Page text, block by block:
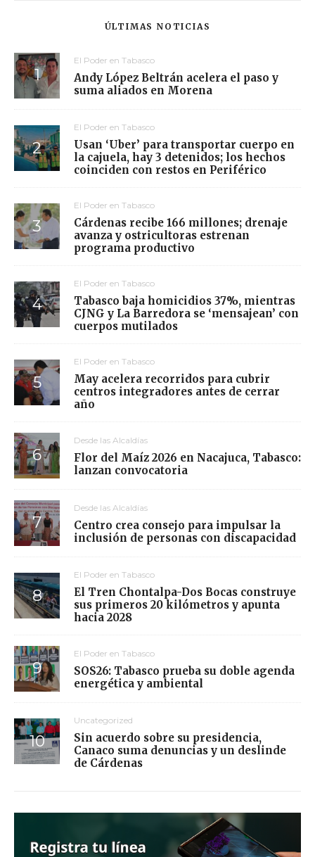
ÚLTIMAS NOTICIAS
El Poder en Tabasco
Andy López Beltrán acelera el paso y
suma aliados en Morena
El Poder en Tabasco
Usan ‘Uber’ para transportar cuerpo en
la cajuela, hay 3 detenidos; los hechos
coinciden con restos en Periférico
El Poder en Tabasco
Cárdenas recibe 166 millones; drenaje
avanza y ostricultoras estrenan
programa productivo
El Poder en Tabasco
Tabasco baja homicidios 37%, mientras
CJNG y La Barredora se ‘mensajean’ con
cuerpos mutilados
El Poder en Tabasco
May acelera recorridos para cubrir
centros integradores antes de cerrar
año
Desde las Alcaldías
Flor del Maíz 2026 en Nacajuca, Tabasco:
lanzan convocatoria
Desde las Alcaldías
Centro crea consejo para impulsar la
inclusión de personas con discapacidad
El Poder en Tabasco
El Tren Chontalpa-Dos Bocas construye
sus primeros 20 kilómetros y apunta
hacia 2028
El Poder en Tabasco
SOS26: Tabasco prueba su doble agenda
energética y ambiental
Uncategorized
Sin acuerdo sobre su presidencia,
Canaco suma denuncias y un deslinde
de Cárdenas